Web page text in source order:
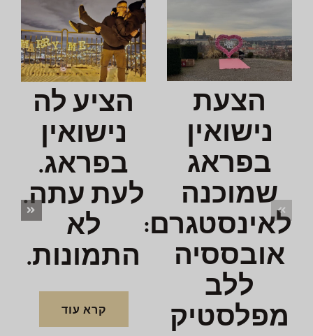
הצעת
נישואין
בפראג
שמוכנה
לאינסטגרם:
אובססיה
ללב
מפלסטיק
הציע לה
נישואין
בפראג.
לעת עתה.
לא
התמונות.
קרא עוד